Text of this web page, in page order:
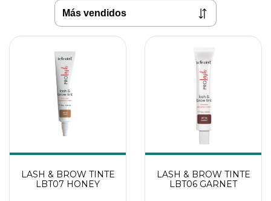
LASH & BROW TINTE
LBT07 HONEY
LASH & BROW TINTE
LBT06 GARNET